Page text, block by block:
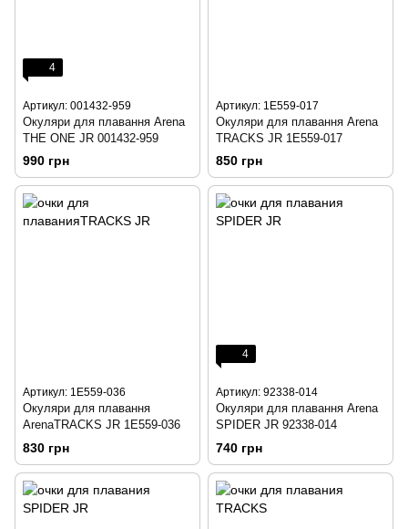
4
Артикул: 001432-959
Окуляри для плавання Arena
THE ONE JR 001432-959
990 грн
Артикул: 1E559-017
Окуляри для плавання Arena
TRACKS JR 1E559-017
850 грн
Артикул: 1E559-036
Окуляри для плавання
ArenaTRACKS JR 1E559-036
830 грн
4
Артикул: 92338-014
Окуляри для плавання Arena
SPIDER JR 92338-014
740 грн